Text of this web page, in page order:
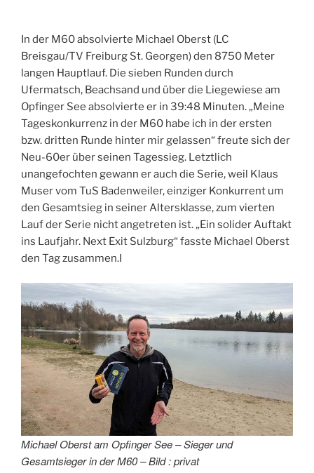
In der M60 absolvierte Michael Oberst (LC
Breisgau/TV Freiburg St. Georgen) den 8750 Meter
langen Hauptlauf. Die sieben Runden durch
Ufermatsch, Beachsand und über die Liegewiese am
Opfinger See absolvierte er in 39:48 Minuten. „Meine
Tageskonkurrenz in der M60 habe ich in der ersten
bzw. dritten Runde hinter mir gelassen“ freute sich der
Neu-60er über seinen Tagessieg. Letztlich
unangefochten gewann er auch die Serie, weil Klaus
Muser vom TuS Badenweiler, einziger Konkurrent um
den Gesamtsieg in seiner Altersklasse, zum vierten
Lauf der Serie nicht angetreten ist. „Ein solider Auftakt
ins Laufjahr. Next Exit Sulzburg“ fasste Michael Oberst
den Tag zusammen.I
Michael Oberst am Opfinger See – Sieger und
Gesamtsieger in der M60 – Bild : privat